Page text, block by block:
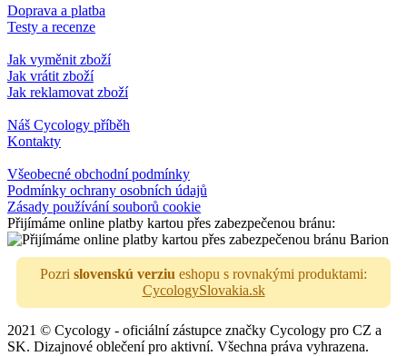
Doprava a platba
Testy a recenze
Jak vyměnit zboží
Jak vrátit zboží
Jak reklamovat zboží
Náš Cycology příběh
Kontakty
Všeobecné obchodní podmínky
Podmínky ochrany osobních údajů
Zásady používání souborů cookie
Přijímáme online platby kartou přes zabezpečenou bránu:
Pozri slovenskú verziu eshopu s rovnakými produktami:
CycologySlovakia.sk
2021 © Cycology - oficiální zástupce značky Cycology pro CZ a
SK. Dizajnové oblečení pro aktivní. Všechna práva vyhrazena.